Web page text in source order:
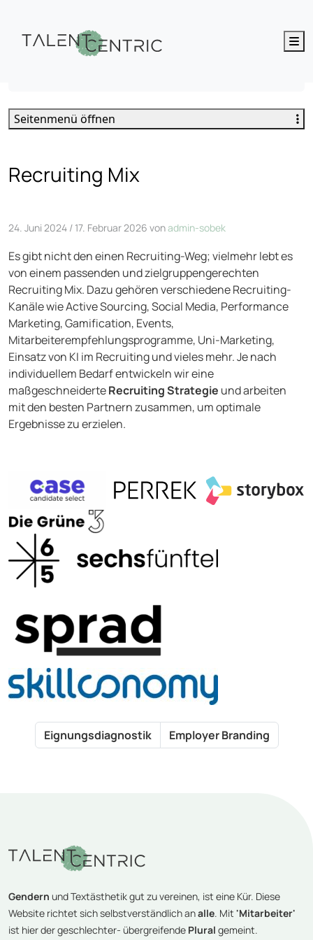
Recruiting Mix
24. Juni 2024 / 17. Februar 2026 vonadmin-sobek
Es gibt nicht den einen Recruiting-Weg; vielmehr lebt es
von einem passenden und zielgruppengerechten
Recruiting Mix. Dazu gehören verschiedene Recruiting-
Kanäle wie Active Sourcing, Social Media, Performance
Marketing, Gamification, Events,
Mitarbeiterempfehlungsprogramme, Uni-Marketing,
Einsatz von KI im Recruiting und vieles mehr.Je nach
individuellem Bedarf entwickeln wir eine
maßgeschneiderteRecruiting Strategie und arbeiten
mit den besten Partnern zusammen, um optimale
Ergebnisse zu erzielen.
Eignungsdiagnostik Employer Branding
Seitenmenü öffnen
Gendern und Textästhetik gut zu vereinen, ist eine Kür. Diese
Website richtet sich selbstverständlich analle. Mit 'Mitarbeiter'
ist hier der geschlechter- übergreifende Plural gemeint.